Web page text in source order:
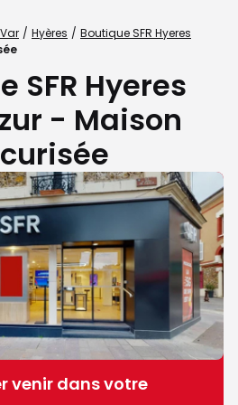
Var Hyères
Boutique SFR Hyeres
SFR Hyeres
- Maison
venir dans votre